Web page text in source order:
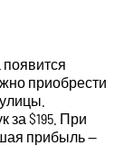
появится
приобрести
за $195. При
прибыль —